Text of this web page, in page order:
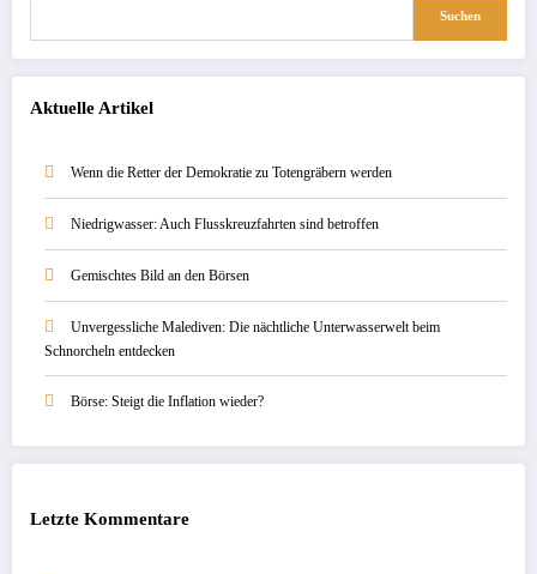
Suchen
Aktuelle Artikel
Wenn die Retter der Demokratie zu Totengräbern werden
Niedrigwasser: Auch Flusskreuzfahrten sind betroffen
Gemischtes Bild an den Börsen
Unvergessliche Malediven: Die nächtliche Unterwasserwelt beim
Schnorcheln entdecken
Börse: Steigt die Inflation wieder?
Letzte Kommentare